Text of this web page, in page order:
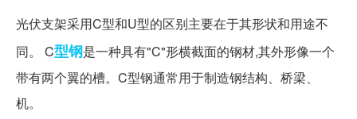
光伏支架采用C型和U型的区别主要在于其形状和用途不
同。 C型钢是一种具有"C"形横截面的钢材,其外形像一个
带有两个翼的槽。C型钢通常用于制造钢结构、桥梁、
机。